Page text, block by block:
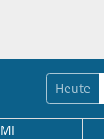
Heute
MI